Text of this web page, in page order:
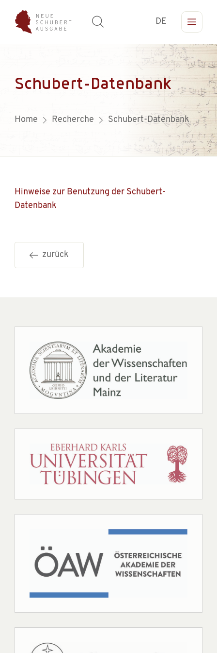
DE
Schubert-Datenbank
Home Recherche Schubert-Datenbank
Hinweise zur Benutzung der Schubert-
Datenbank
zurück